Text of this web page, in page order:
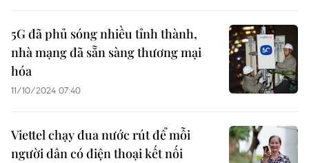
5G đã phủ sóng nhiều tỉnh thành,
nhà mạng đã sẵn sàng thương mại
hóa
11/10/2024 07:40
Viettel chạy đua nước rút để mỗi
người dân có điện thoại kết nối